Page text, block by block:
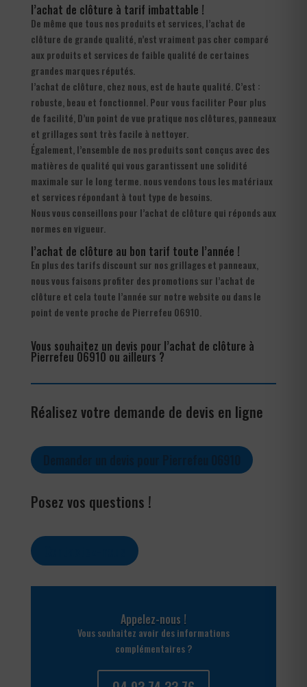
l’achat de clôture à tarif imbattable !
De même que tous nos produits et services, l’achat de
clôture de grande qualité, n’est vraiment pas cher comparé
aux produits et services de faible qualité de certaines
grandes marques réputés.
l’achat de clôture, chez nous, est de haute qualité. C’est :
robuste, beau et fonctionnel. Pour vous faciliter Pour plus
de facilité, D’un point de vue pratique nos clôtures, panneaux
et grillages sont très facile à nettoyer.
Également, l’ensemble de nos produits sont conçus avec des
matières de qualité qui vous garantissent une solidité
maximale sur le long terme. nous vendons tous les matériaux
et services répondant à tout type de besoins.
Nous vous conseillons pour l’achat de clôture qui réponds aux
normes en vigueur.
l’achat de clôture au bon tarif toute l’année !
En plus des tarifs discount sur nos grillages et panneaux,
nous vous faisons profiter des promotions sur l’achat de
clôture et cela toute l’année sur notre website ou dans le
point de vente proche de Pierrefeu 06910.
Vous souhaitez un devis pour l’achat de clôture à
Pierrefeu 06910 ou ailleurs ?
Réalisez votre demande de devis en ligne
Posez vos questions !
Appelez-nous !
Vous souhaitez avoir des informations
complémentaires ?